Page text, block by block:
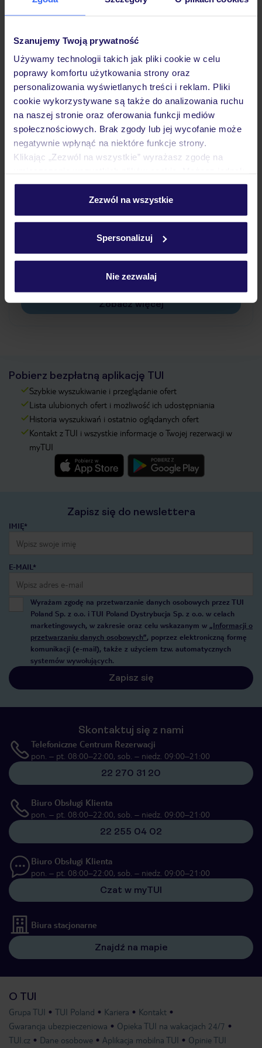
Szanujemy Twoją prywatność
Używamy technologii takich jak pliki cookie w celu
poprawy komfortu użytkowania strony oraz
personalizowania wyświetlanych treści i reklam. Pliki
cookie wykorzystywane są także do analizowania ruchu
na naszej stronie oraz oferowania funkcji mediów
społecznościowych. Brak zgody lub jej wycofanie może
negatywnie wpłynąć na niektóre funkcje strony.
Klikając „Zezwól na wszystkie” wyrażasz zgodę na
personalizować swój wybór wchodząc w zakładkę
Szczegółowe informacje o plikach cookie znajdziesz
Zezwól na wszystkie
Spersonalizuj
Nie zezwalaj
Pokoje
Wyżywienie
Atrakcje
Często zadawane pytania
Jak zmienić uczestników/osobę zgłaszającą?
Czy w Hotelu będzie przedstawiciel TUI?
Na jakiej podstawie i gdzie otrzymam karty
pokładowe/bilety lotnicze?
Zobacz więcej
Pobierz bezpłatną aplikację TUI
Szybkie wyszukiwanie i przeglądanie ofert
Lista ulubionych ofert i możliwość ich udostępniania
Historia wyszukiwań i ostatnio oglądanych ofert
Kontakt z TUI i wszystkie informacje o Twojej rezerwacji w
myTUI
Zapisz się do newslettera
IMIĘ*
E-MAIL*
Wyrażam zgodę na przetwarzanie danych osobowych przez TUI
Poland Sp. z o.o. i TUI Poland Dystrybucja Sp. z o.o. w celach
marketingowych, w zakresie oraz celu wskazanym w „Informacji o
przetwarzaniu danych osobowych”, poprzez elektroniczną formę
komunikacji (e-mail), także z użyciem tzw. automatycznych
systemów wywołujących.
Zapisz się
Skontaktuj się z nami
Telefoniczne Centrum Rezerwacji
pon. – pt. 08:00–22:00, sob. – niedz. 09:00–21:00
22 270 31 20
Biuro Obsługi Klienta
pon. – pt. 08:00–22:00, sob. – niedz. 09:00–21:00
22 255 04 02
Biuro Obsługi Klienta
pon. – pt. 08:00–22:00, sob. – niedz. 09:00–21:00
Czat w myTUI
Biura stacjonarne
Znajdź na mapie
O TUI
Grupa TUI TUI Poland Kariera
Kontakt
Gwarancja ubezpieczeniowa
Opieka TUI na wakacjach 24/7
TUI.cz
Dane osobowe Aplikacja mobilna TUI Opinie TUI